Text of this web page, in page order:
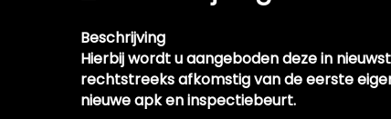
Premium kleur
Speciale kleur
Sportonderstel
Beschrijving
Hierbij wordt u aangeboden deze in
rechtstreeks afkomstig van de eerste
nieuwe apk en inspectiebeurt.